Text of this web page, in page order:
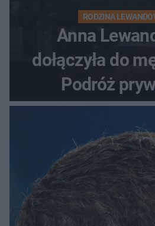
RODZINA
Anna
dołączyła do
Podróż
odrzutowcem